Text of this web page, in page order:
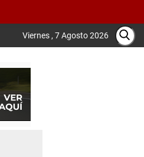
Viernes , 7 Agosto 2026